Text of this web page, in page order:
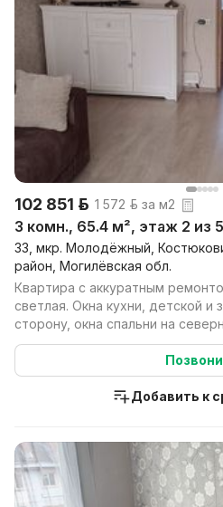
102 851 р. 1 572 р. за м2
3 комн., 65.4 м², этаж 2 из 5
33, мкр. Молодёжный,
район, Могилёвская обл.
Квартира с аккуратным
светлая. Окна кухни, детской
сторону, окна спальни на
Добавить к